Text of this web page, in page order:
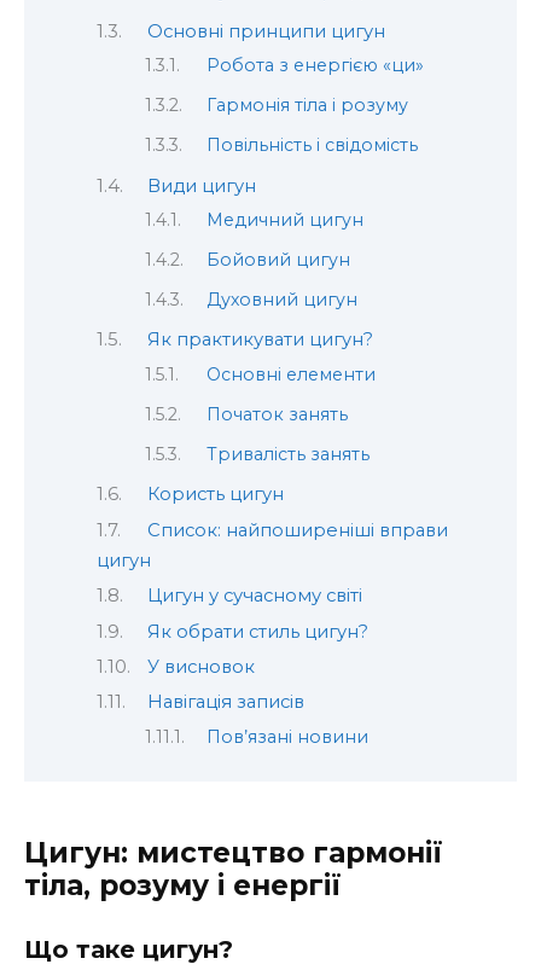
Основні принципи цигун
Робота з енергією «ци»
Гармонія тіла і розуму
Повільність і свідомість
Види цигун
Медичний цигун
Бойовий цигун
Духовний цигун
Як практикувати цигун?
Основні елементи
Початок занять
Тривалість занять
Користь цигун
Список: найпоширеніші вправи
цигун
Цигун у сучасному світі
Як обрати стиль цигун?
У висновок
Навігація записів
Пов’язані новини
Цигун: мистецтво гармонії
тіла, розуму і енергії
Що таке цигун?